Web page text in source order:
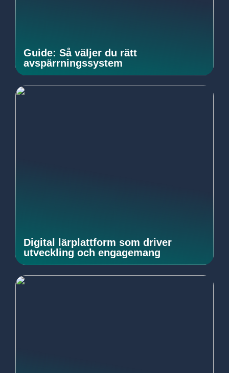
Guide: Så väljer du rätt
avspärrningssystem
Digital lärplattform som driver
utveckling och engagemang